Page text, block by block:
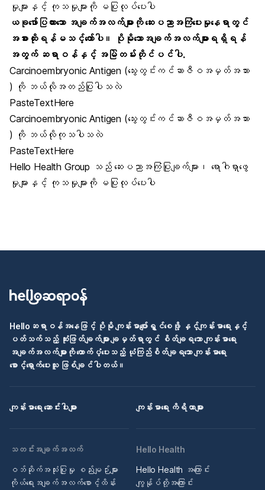
မှုများနှင့် ကုသမှုများကို မပြုလုပ်ပေးပါ
ယခုဖော်ပြထားသော အချက်အလက်များကို ဆေးပညာအကြံပေးမှုနေရာတွင်
အစားထိုးရန်မသင့်တော်ပါ။ ပိုမိုသောအချက်အလက်များရရှိရန်
အတွက် ဆရာဝန်နှင့် အမြဲတမ်းတိုင်ပင်ပါ.
Carcinoembryonic Antigen (သွေးတွင်းကင်ဆာဇီဝအမှတ်အသား
) ကို ဘယ်လိုအတည်ပြုပါသလဲ
PasteTextHere
Carcinoembryonic Antigen (သွေးတွင်းကင်ဆာဇီဝအမှတ်အသား
) ကို ဘယ်လိုကုသပါသလဲ
PasteTextHere
Hello Health Group သည် ဆေးပညာအကြံပြုချက်များ၊ ရောဂါရှာဖွေ
မှုများနှင့် ကုသမှုများကို မပြုလုပ်ပေးပါ
Helloဆရာဝန်အနေဖြင့် ပိုမို ကျန်းမာပျော်ရွှင်စေဖို့ နှင့်ကျန်းမာရေးနှင့်
ပတ်သက်သည့် ဆုံးဖြတ်ချက်များ ချမှတ်ရာတွင် စိတ်ချရသော ကျန်းမာရေး
အချက်အလက်များကို ထောက်ပံ့ပေးသည့် ယုံကြည်စိတ်ချရသော ကျန်းမာရေး
စောင့်ရှောက်ပေးသူ ဖြစ်ချင်ပါတယ်။
ကျန်းမာရေး ဆောင်းပါးများ ကျန်းမာရေး ကိရိယာများ
သတင်းအချက်အလက်
ဝဘ်ဆိုက်အသုံးပြုမှု စည်းမျဉ်းများ
ကိုယ်ရေးအချက်အလက်စောင့်ထိန်း
Hello Health
Hello Health အကြောင်း
ကျွန်ုပ်တို့အကြောင်း